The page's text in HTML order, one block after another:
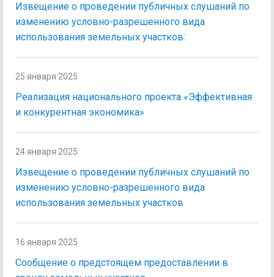
Извещение о проведении публичных слушаний по
изменению условно-разрешенного вида
использования земельных участков:
25 января 2025
Реализация национального проекта «Эффективная
и конкурентная экономика»
24 января 2025
Извещение о проведении публичных слушаний по
изменению условно-разрешенного вида
использования земельных участков
16 января 2025
Сообщение о предстоящем предоставлении в